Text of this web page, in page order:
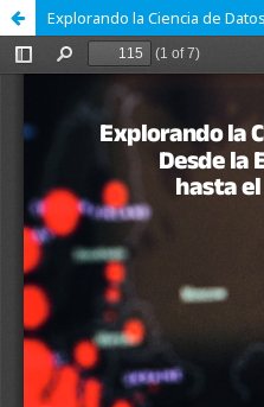
Explorando la Ciencia de Datos